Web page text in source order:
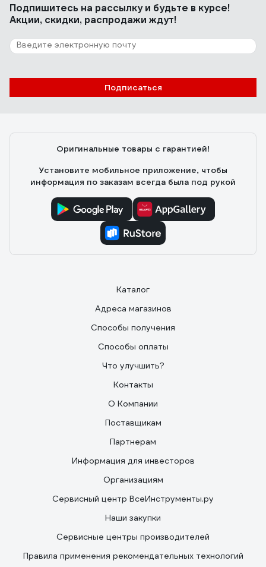
1 отзыв
Отзыв о Губка шлифовальная (250 шт)
четырёхсторонняя, Р60, 100x68x25 мм,
Подпишитесь на рассылкуи будьте в курсе!
Акции, скидки, распродажи ждут!
Подписаться
Оригинальные товары с гарантией!
Установите мобильное приложение, чтобы
информация по заказам всегда была под рукой
Каталог
Адреса магазинов
Способы получения
Способы оплаты
Что улучшить?
Контакты
О Компании
Поставщикам
Партнерам
Информация для инвесторов
Организациям
Сервисный центр ВсеИнструменты.ру
Наши закупки
Сервисные центры производителей
Правила применения рекомендательных технологий